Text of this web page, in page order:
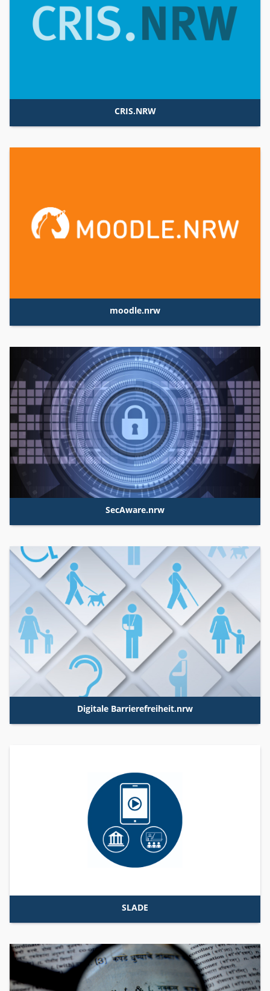
CRIS.NRW
moodle.nrw
SecAware.nrw
Digitale Barrierefreiheit.nrw
SLADE